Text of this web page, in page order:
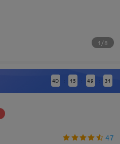
1/8
4D : 15 : 49 : 31
47